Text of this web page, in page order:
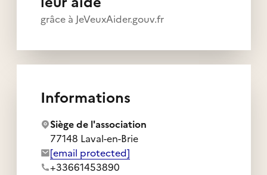
grâce à JeVeuxAider.gouv.fr
Informations
Siège de l'association
77148 Laval-en-Brie
Adresse e-mail de l'association :
[email protected]
Numéro de téléphone de l'association :
+33661453890